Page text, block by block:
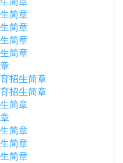
简章
简章
简章
简章
招生简章
招生简章
简章
简章
简章
简章